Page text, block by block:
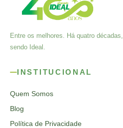
Entre os melhores. Há quatro décadas,
sendo Ideal.
INSTITUCIONAL
Quem Somos
Blog
Política de Privacidade